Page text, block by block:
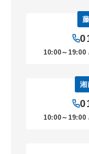
10:00～19:00
湘
10:00～19:00